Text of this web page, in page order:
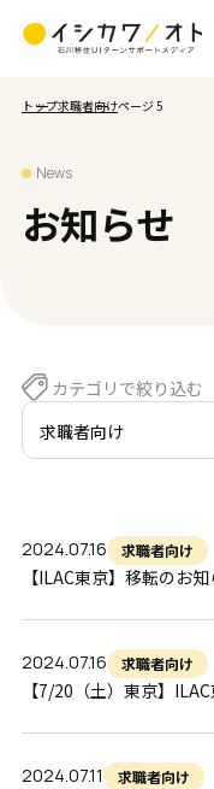
トップ求職者向けページ 5
News
お知らせ
カテゴリで絞り込む
2024.07.16 求職者向け
【ILAC東京】移転のお
2024.07.16 求職者向け
【7/20（土）東京】
2024.07.11 求職者向け